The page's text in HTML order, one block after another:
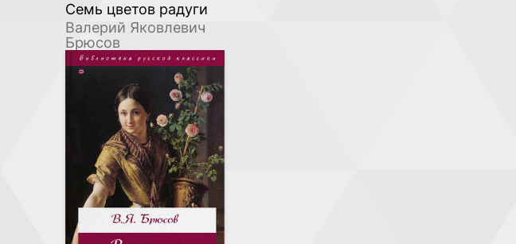
Семь цветов радуги
Валерий Яковлевич
Брюсов